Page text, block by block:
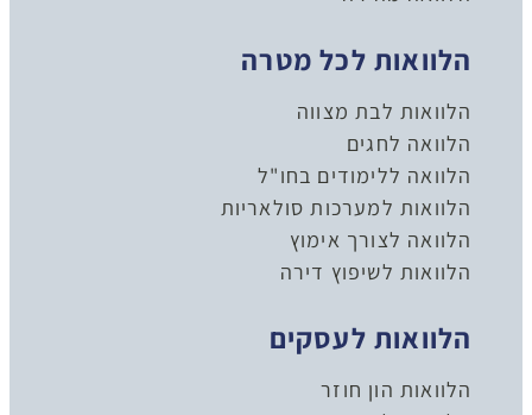
הלוואות לכל מטרה
הלוואות לבת מצווה
הלוואה לחגים
הלוואה ללימודים בחו"ל
הלוואות למערכות סולאריות
הלוואה לצורך אימוץ
הלוואות לשיפוץ דירה
הלוואות לעסקים
הלוואות הון חוזר